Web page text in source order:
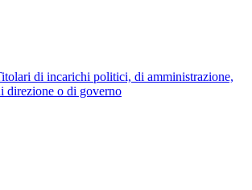
di incarichi politici, di amministrazione,
direzione o di governo